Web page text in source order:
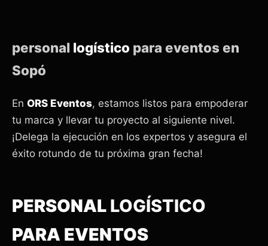
personal logístico para eventos en
Sopó
En ORS Eventos, estamos listos para empoderar
tu marca y llevar tu proyecto al siguiente nivel.
¡Delega la ejecución en los expertos y asegura el
éxito rotundo de tu próxima gran fecha!
PERSONAL LOGÍSTICO
PARA EVENTOS